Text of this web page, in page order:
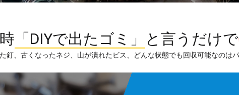
「DIYで出たゴミ」 と言うだけで
釘、古くなったネジ、山が潰れたビス、どんな状態でも回収可能なのは